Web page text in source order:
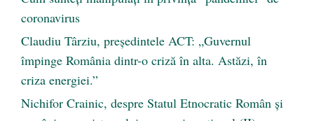
coronavirus
Claudiu Târziu, președintele ACT: „Guvernul
împinge România dintr-o criză în alta. Astăzi, în
criza energiei.”
Nichifor Crainic, despre Statul Etnocratic Român şi